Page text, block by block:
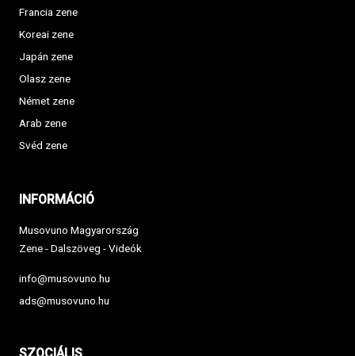
Francia zene
Koreai zene
Japán zene
Olasz zene
Német zene
Arab zene
Svéd zene
INFORMÁCIÓ
Musovuno Magyarország
Zene - Dalszöveg - Videók
info@musovuno.hu
ads@musovuno.hu